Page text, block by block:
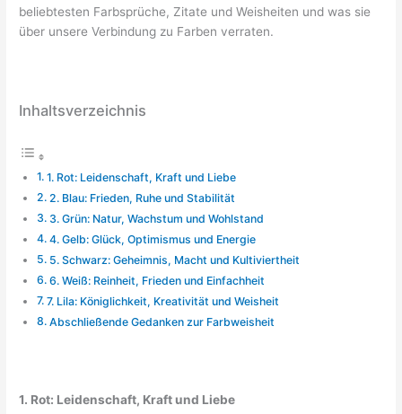
beliebtesten Farbsprüche, Zitate und Weisheiten und was sie
über unsere Verbindung zu Farben verraten.
Inhaltsverzeichnis
1. Rot: Leidenschaft, Kraft und Liebe
2. Blau: Frieden, Ruhe und Stabilität
3. Grün: Natur, Wachstum und Wohlstand
4. Gelb: Glück, Optimismus und Energie
5. Schwarz: Geheimnis, Macht und Kultiviertheit
6. Weiß: Reinheit, Frieden und Einfachheit
7. Lila: Königlichkeit, Kreativität und Weisheit
Abschließende Gedanken zur Farbweisheit
1. Rot: Leidenschaft, Kraft und Liebe